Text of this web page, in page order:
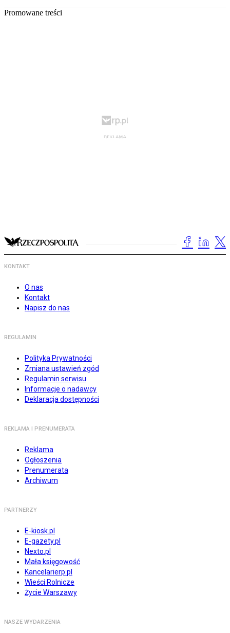
Promowane treści
KONTAKT
O nas
Kontakt
Napisz do nas
REGULAMIN
Polityka Prywatności
Zmiana ustawień zgód
Regulamin serwisu
Informacje o nadawcy
Deklaracja dostępności
REKLAMA I PRENUMERATA
Reklama
Ogłoszenia
Prenumerata
Archiwum
PARTNERZY
E-kiosk.pl
E-gazety.pl
Nexto.pl
Mała księgowość
Kancelarierp.pl
Wieści Rolnicze
Życie Warszawy
NASZE WYDARZENIA